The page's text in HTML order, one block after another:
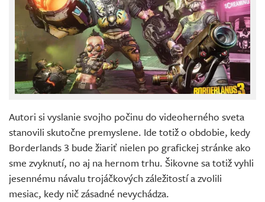
Autori si vyslanie svojho počinu do videoherného sveta
stanovili skutočne premyslene. Ide totiž o obdobie, kedy
Borderlands 3 bude žiariť nielen po grafickej stránke ako
sme zvyknutí, no aj na hernom trhu. Šikovne sa totiž vyhli
jesennému návalu trojáčkových záležitostí a zvolili
mesiac, kedy nič zásadné nevychádza.